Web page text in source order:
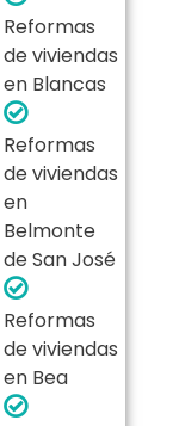
Reformas
de viviendas
en Blancas
Reformas
de viviendas
en
Belmonte
de San José
Reformas
de viviendas
en Bea